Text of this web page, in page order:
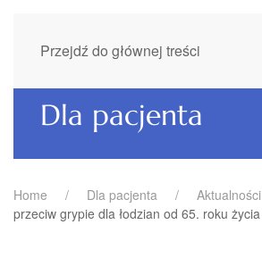
Przejdź do głównej treści
Dla pacjenta
Home Dla pacjenta Aktualności
przeciw grypie dla łodzian od 65. roku życia